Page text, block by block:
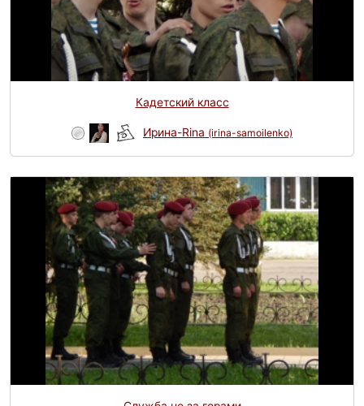
Кадетский класс
Ирина-Rina (irina-samoilenko)